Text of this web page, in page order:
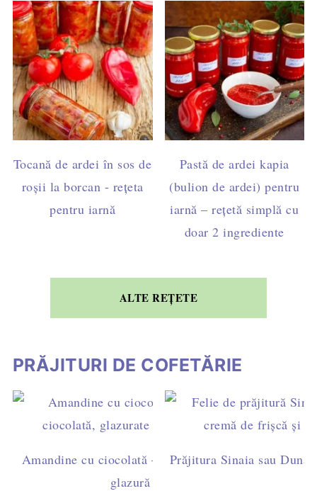
Tocană de ardei în sos de
roșii la borcan - rețeta
pentru iarnă
Pastă de ardei kapia
(bulion de ardei) pentru
iarnă – rețetă simplă cu
doar 2 ingrediente
ALTE REȚETE
PRĂJITURI DE COFETĂRIE
Amandine cu ciocolată – rețetă ușoară de casă, cu
glazură simplă (fără fondant)
Prăjitura Sinaia sau